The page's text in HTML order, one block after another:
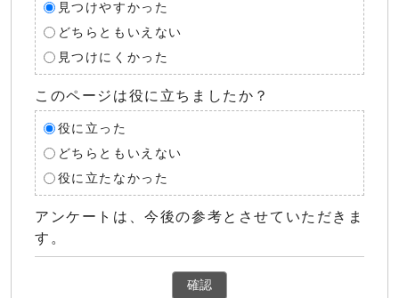
見つけやすかった
どちらともいえない
見つけにくかった
このページは役に立ちましたか？
役に立った
どちらともいえない
役に立たなかった
アンケートは、今後の参考とさせていただきま
す。
確認